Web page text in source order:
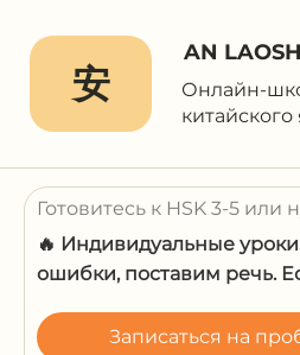
安
AN
Онлайн-
китайского
Готовитесь к HSK 3-5 или
🔥 Индивидуальные
ошибки, поставим речь.
Записаться на